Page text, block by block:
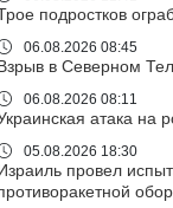
подростков
06.08.2026 08:45
Взрыв в Северном
06.08.2026 08:11
атака на
05.08.2026 18:30
Израиль провел